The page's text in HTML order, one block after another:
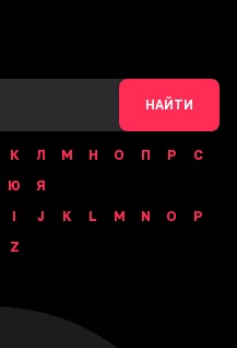
НАЙТИ
К Л М Н О П Р
С
Ю
Я
I J K L M N O
P
Z